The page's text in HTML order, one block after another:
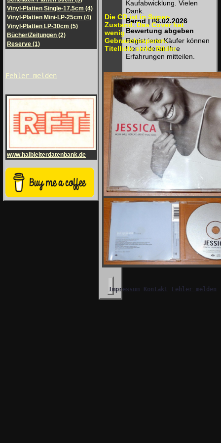
Vinyl-Platten Single-17,5cm (4)
Vinyl-Platten Mini-LP-25cm (4)
Vinyl-Platten LP-30cm (5)
Bücher/Zeitungen (2)
Reserve (1)
Fehler melden
www.halbleiterdatenbank.de
Kaufabwicklung. Vielen
Dank.
Bernd | 08.02.2026
Bewertung abgeben
Registrierte Käufer können
hier anderen Ihre
Erfahrungen mitteilen.
Die CD ist in Super-
Zustand. Das Cover hat
wenig
Gebrauchsspuren.
Titelliste siehe Bilder.
Impressum Kontakt Fehler melden